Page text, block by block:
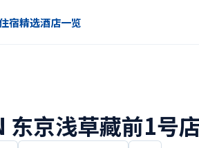
宿精选酒店一览
东京浅草藏前1号